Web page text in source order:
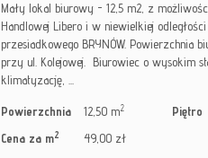
Mały lokal biurowy - 12,5 m2, z
Handlowej Libero i w niewielkiej
przesiadkowego BRYNÓW. Powierzchnia
przy ul. Kolejowej. Biurowiec o wysokim
klimatyzację, ...
Powierzchnia 12,50 m2 Piętro
Cena za m2 49,00 zł